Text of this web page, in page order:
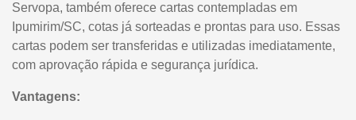
Servopa, também oferece cartas contempladas em
Ipumirim/SC, cotas já sorteadas e prontas para uso. Essas
cartas podem ser transferidas e utilizadas imediatamente,
com aprovação rápida e segurança jurídica.
Vantagens: